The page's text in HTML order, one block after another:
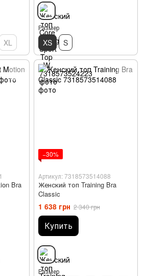
XL
Размер
XS S
Bra
−30%
Артикул: 7318573514088
Женский топ Training Bra
Classic
1 638 грн 2 340 грн
Купить
Размер